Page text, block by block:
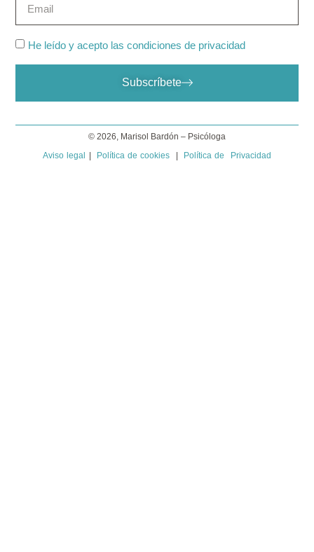
He leído y acepto las condiciones de privacidad
Subscríbete
© 2026, Marisol Bardón – Psicóloga
Aviso legal
Política de cookies Política de Privacidad